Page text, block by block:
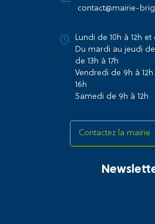
contact@mairie-
Lundi de 10h à 12h et
Du mardi au jeudi de
de 13h à 17h
Vendredi de 9h à 12h
16h
Samedi de 9h à 12h
Contactez la mairie